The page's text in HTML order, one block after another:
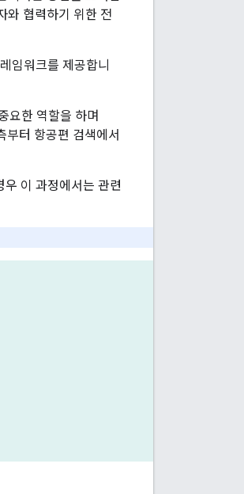
와 협력하기 위한 전
임워크를 제공합니
요한 역할을 하며
부터 항공편 검색에서
이 과정에서는 관련